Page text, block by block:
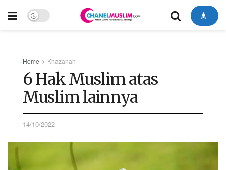
Home Khazanah
6 Hak Muslim atas
Muslim lainnya
14/10/2022